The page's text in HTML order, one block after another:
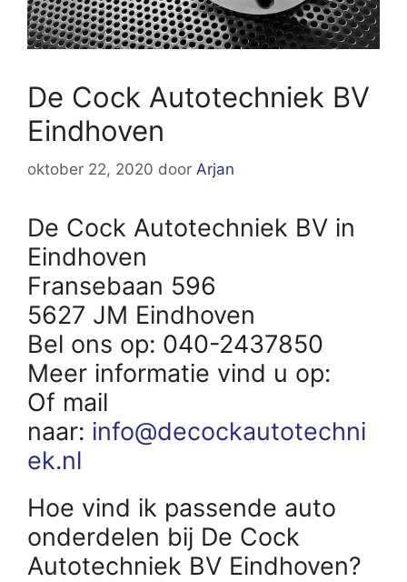
De Cock Autotechniek BV
Eindhoven
oktober 22, 2020 door Arjan
De Cock Autotechniek BV in
Eindhoven
Fransebaan 596
5627 JM Eindhoven
Bel ons op: 040-2437850
Meer informatie vind u op:
Of mail
naar: info@decockautotechni
ek.nl
Hoe vind ik passende auto
onderdelen bij De Cock
Autotechniek BV Eindhoven?